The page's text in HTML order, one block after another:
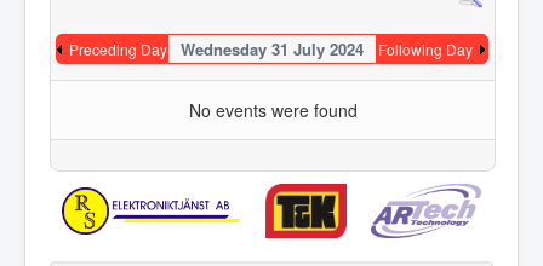
Preceding Day Wednesday 31 July 2024 Following Day
No events were found